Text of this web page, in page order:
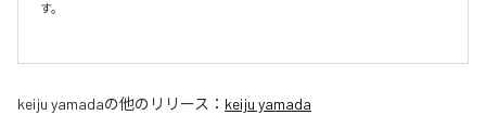
す。
keiju yamadaの他のリリース： keiju yamada